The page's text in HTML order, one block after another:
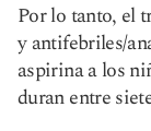
Por lo tanto, el
y antifebriles/
aspirina a los
duran entre